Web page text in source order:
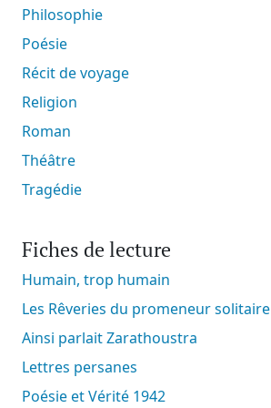
Philosophie
Poésie
Récit de voyage
Religion
Roman
Théâtre
Tragédie
Fiches de lecture
Humain, trop humain
Les Rêveries du promeneur solitaire
Ainsi parlait Zarathoustra
Lettres persanes
Poésie et Vérité 1942